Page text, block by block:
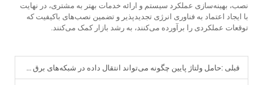
نصب، بهینه‌سازی عملکرد سیستم و ارائه خدمات بهتر به مشتری، در نهایت
با ایجاد اعتماد به فناوری انرژی تجدیدپذیر و تضمین نصب‌های باکیفیت که
توقعات عملکردی را برآورده می‌کنند، به رشد بازار کمک می‌کنند.
قبلی :حامل ولتاژ پایین چگونه می‌تواند انتقال داده در شبکه‌های برق را بهبود بخشد؟